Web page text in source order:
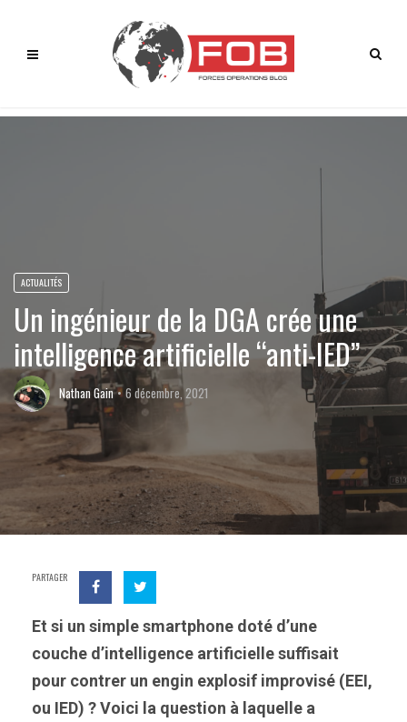
ACTUALITÉS
Un ingénieur de la DGA crée une
intelligence artificielle “anti-IED”
Nathan Gain 6 décembre, 2021
PARTAGER
Et si un simple smartphone doté d’une
couche d’intelligence artificielle suffisait
pour contrer un engin explosif improvisé (EEI,
ou IED) ? Voici la question à laquelle a